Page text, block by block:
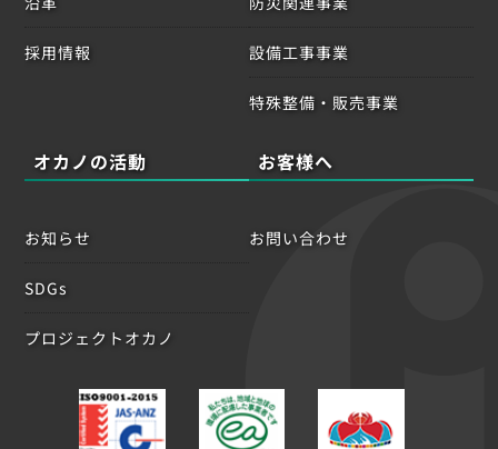
採用情報 設備工事事業
特殊整備・販売事業
オカノの活動
お知らせ
SDGs
プロジェクトオカノ
お客様へ
お問い合わせ